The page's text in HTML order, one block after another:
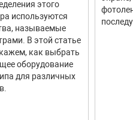
этого
используются
называемые
В этой статье
как выбрать
оборудование
для различных